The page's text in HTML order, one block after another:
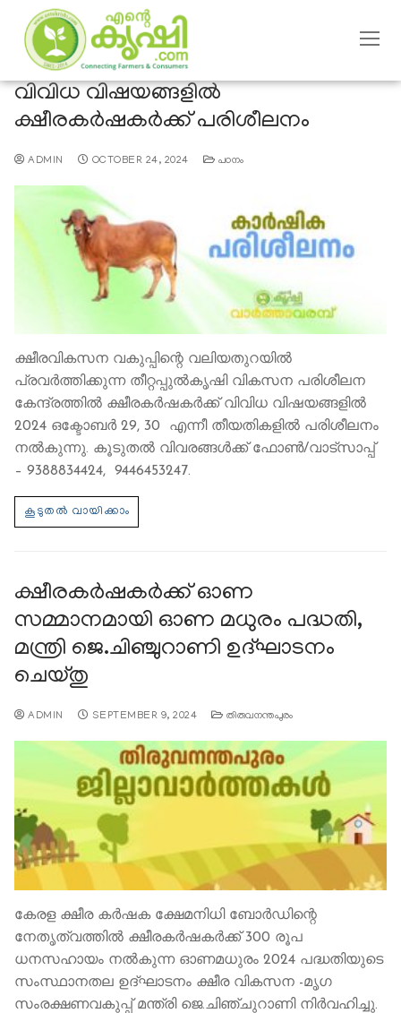
വിവിധ വിഷയങ്ങളിൽ
ക്ഷീരകർഷകർക്ക് പരിശീലനം
ADMIN OCTOBER 24, 2024 പഠനം
ക്ഷീരവികസന വകുപ്പിന്റെ വലിയതുറയിൽ
പ്രവർത്തിക്കുന്ന തീറ്റപ്പുൽകൃഷി വികസന പരിശീലന
കേന്ദ്രത്തിൽ ക്ഷീരകർഷകർക്ക് വിവിധ വിഷയങ്ങളിൽ
2024 ഒക്ടോബർ 29, 30 എന്നീ തീയതികളിൽ പരിശീലനം
നൽകുന്നു. കൂടുതൽ വിവരങ്ങൾക്ക് ഫോൺ/വാട്സാപ്പ്
– 9388834424, 9446453247.
ക്ഷീരകർഷകർക്ക് ഓണ
സമ്മാനമായി ഓണ മധുരം പദ്ധതി,
മന്ത്രി ജെ.ചിഞ്ചുറാണി ഉദ്ഘാടനം
ചെയ്തു
ADMIN SEPTEMBER 9, 2024 തിരുവനന്തപുരം
കേരള ക്ഷീര കർഷക ക്ഷേമനിധി ബോർഡിന്റെ
നേതൃത്വത്തിൽ ക്ഷീരകർഷകർക്ക് 300 രൂപ
ധനസഹായം നൽകുന്ന ഓണമധുരം 2024 പദ്ധതിയുടെ
സംസ്ഥാനതല ഉദ്ഘാടനം ക്ഷീര വികസന -മൃഗ
സംരക്ഷണവകുപ്പ് മന്ത്രി ജെ.ചിഞ്ചുറാണി നിർവഹിച്ചു.